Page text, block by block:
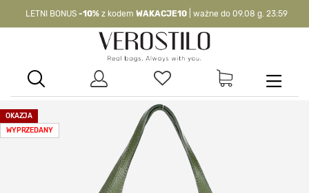
LETNI BONUS -10% z kodem WAKACJE10 | ważne do 09.08 g. 23:59
WAKACJE10| nie dotyczy produktów z flagą OKAZJA >
OKAZJA
WYPRZEDANY